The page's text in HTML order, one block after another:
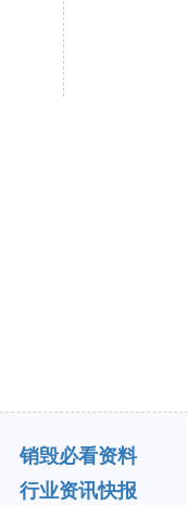
销毁必看资料
行业资讯快报